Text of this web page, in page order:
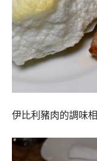
伊比利豬肉的調味